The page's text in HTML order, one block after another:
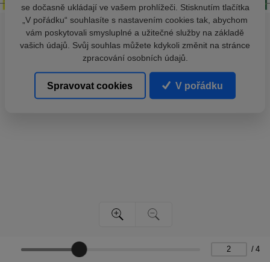
/ 4
se dočasně ukládají ve vašem prohlížeči. Stisknutím tlačítka
„V pořádku“ souhlasíte s nastavením cookies tak, abychom
vám poskytovali smysluplné a užitečné služby na základě
vašich údajů. Svůj souhlas můžete kdykoli změnit na stránce
zpracování osobních údajů.
Spravovat cookies V pořádku